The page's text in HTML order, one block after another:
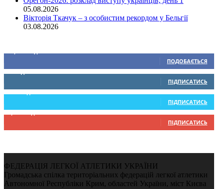
05.08.2026
Вікторія Ткачук – з особистим рекордом у Бельгії
03.08.2026
ПОДОБАЄТЬСЯ
0 Підписників
ПІДПИСАТИСЬ
234 Підписників
ПІДПИСАТИСЬ
9,370 Підписників
ПІДПИСАТИСЬ
ФЕДЕРАЦІЯ ЛЕГКОЇ АТЛЕТИКИ УКРАЇНИ
Громадська спілка територіальних федерацій легкої атлетики
Автономної Республіки Крим, областей України, міст Києва